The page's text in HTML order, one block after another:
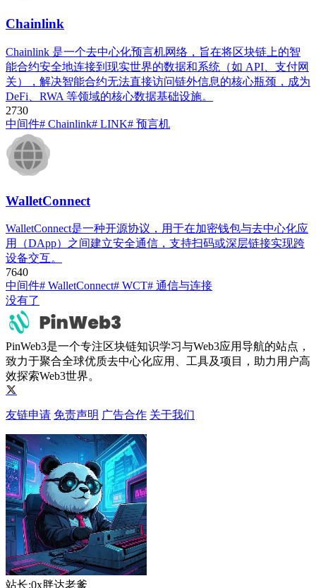
Chainlink
Chainlink 是一个去中心化预言机网络，旨在将区块链上的智
能合约安全地连接到现实世界的数据和系统（如 API、支付网
关），解决智能合约无法直接访问链外信息的核心瓶颈，成为
DeFi、RWA 等领域的核心数据基础设施。
2730
中间件# Chainlink# LINK# 预言机
WalletConnect
WalletConnect是一种开源协议，用于在加密钱包与去中心化应
用（DApp）之间建立安全通信，支持扫码或深层链接实现跨
设备交互。
7640
中间件# WalletConnect# WCT# 通信与连接
没有了
PinWeb3是一个专注区块链知识学习与Web3应用导航的站点，
致力于聚合全球优质去中心化应用、工具及项目，助力用户高
效探索Web3世界。
友链申请 免责声明 广告合作 关于我们
站长:0x胖达老爹